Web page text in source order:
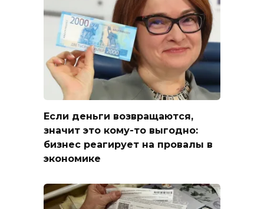
Если деньги возвращаются,
значит это кому-то выгодно:
бизнес реагирует на провалы в
экономике